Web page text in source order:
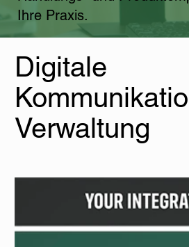
Ihre Praxis.
Digitale
Verwaltung